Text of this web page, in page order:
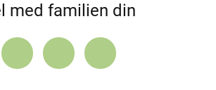
med familien din